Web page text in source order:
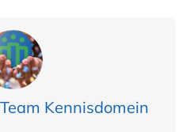
Team Kennisdomein